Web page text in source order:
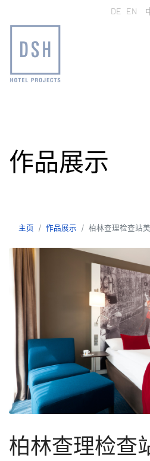
选择你的
DE EN
作品展示
主页 作品展示 柏林查理检查站
柏林查理检查